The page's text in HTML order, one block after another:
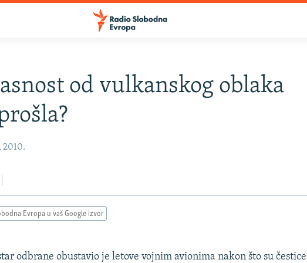
od vulkanskog oblaka
Evropa u vaš Google izvor
odbrane obustavio je letove vojnim avionima nakon što su čestice